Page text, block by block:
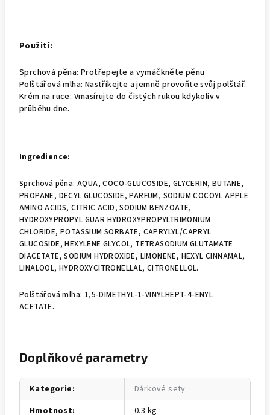
Použití:
Sprchová pěna: Protřepejte a vymáčkněte pěnu
Polštářová mlha: Nastříkejte a jemně provoňte svůj polštář.
Krém na ruce: Vmasírujte do čistých rukou kdykoliv v
průběhu dne.
Ingredience:
Sprchová pěna: AQUA, COCO-GLUCOSIDE, GLYCERIN, BUTANE,
PROPANE, DECYL GLUCOSIDE, PARFUM, SODIUM COCOYL APPLE
AMINO ACIDS, CITRIC ACID, SODIUM BENZOATE,
HYDROXYPROPYL GUAR HYDROXYPROPYLTRIMONIUM
CHLORIDE, POTASSIUM SORBATE, CAPRYLYL/CAPRYL
GLUCOSIDE, HEXYLENE GLYCOL, TETRASODIUM GLUTAMATE
DIACETATE, SODIUM HYDROXIDE, LIMONENE, HEXYL CINNAMAL,
LINALOOL, HYDROXYCITRONELLAL, CITRONELLOL.
Polštářová mlha: 1,5-DIMETHYL-1-VINYLHEPT-4-ENYL
ACETATE.
Doplňkové parametry
Kategorie:
Dárkové sety
Hmotnost: 0.3 kg